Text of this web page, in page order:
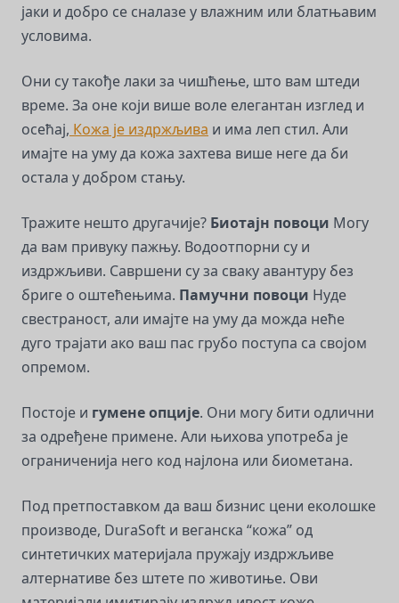
јаки и добро се сналазе у влажним или блатњавим
условима.
Они су такође лаки за чишћење, што вам штеди
време. За оне који више воле елегантан изглед и
осећај, Кожа је издржљива и има леп стил. Али
имајте на уму да кожа захтева више неге да би
остала у добром стању.
Тражите нешто другачије? Биотајн повоци Могу
да вам привуку пажњу. Водоотпорни су и
издржљиви. Савршени су за сваку авантуру без
бриге о оштећењима. Памучни повоци Нуде
свестраност, али имајте на уму да можда неће
дуго трајати ако ваш пас грубо поступа са својом
опремом.
Постоје и гумене опције. Они могу бити одлични
за одређене примене. Али њихова употреба је
ограниченија него код најлона или биометана.
Под претпоставком да ваш бизнис цени еколошке
производе, DuraSoft и веганска “кожа” од
синтетичких материјала пружају издржљиве
алтернативе без штете по животиње. Ови